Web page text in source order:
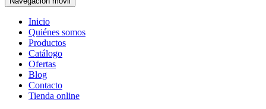
Inicio
Quiénes somos
Productos
Catálogo
Ofertas
Blog
Contacto
Tienda online